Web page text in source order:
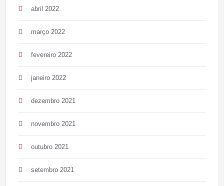
abril 2022
março 2022
fevereiro 2022
janeiro 2022
dezembro 2021
novembro 2021
outubro 2021
setembro 2021